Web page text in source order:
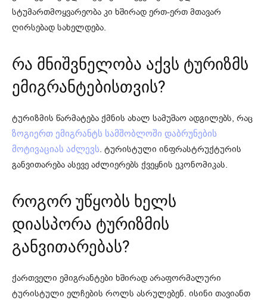
სტუმართმოყვარეობა კი ხშირად ერთ-ერთ მთავარ
ღირსებად სახელდება.
რა მნიშვნელობა აქვს ტურიზმს
ემიგრანტებისთვის?
ტურიზმის წარმატება ქმნის ახალ სამუშაო ადგილებს, რაც
ზოგიერთ ემიგრანტს სამშობლოში დაბრუნების
მოტივაციას აძლევს. ტურისტული ინფრასტრუქტურის
განვითარება ასევე აძლიერებს ქვეყნის ეკონომიკას.
როგორ უწყობს ხელს
დიასპორა ტურიზმის
განვითარებას?
ქართველი ემიგრანტები ხშირად არაფორმალური
ტურისტული ელჩების როლს ასრულებენ. ისინი თავიანთ